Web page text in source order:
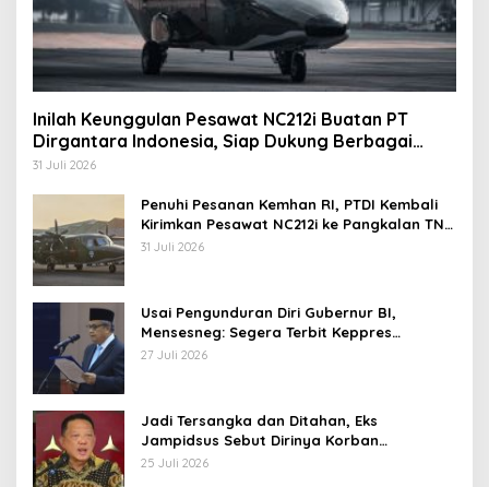
Inilah Keunggulan Pesawat NC212i Buatan PT
Dirgantara Indonesia, Siap Dukung Berbagai
Operasi TNI
31 Juli 2026
Penuhi Pesanan Kemhan RI, PTDI Kembali
Kirimkan Pesawat NC212i ke Pangkalan TNI
AU
31 Juli 2026
Usai Pengunduran Diri Gubernur BI,
Mensesneg: Segera Terbit Keppres
Pemberhentian dengan Hormat
27 Juli 2026
Jadi Tersangka dan Ditahan, Eks
Jampidsus Sebut Dirinya Korban
Kriminalisasi
25 Juli 2026